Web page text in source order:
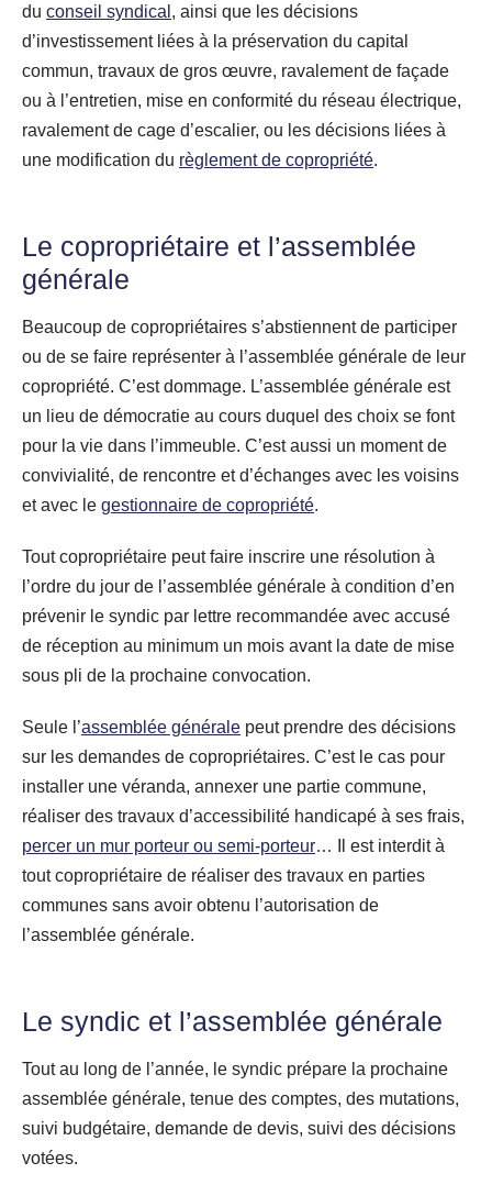
du conseil syndical , ainsi que les décisions
d’investissement liées à la préservation du capital
commun, travaux de gros œuvre, ravalement de façade
ou à l’entretien, mise en conformité du réseau électrique,
ravalement de cage d’escalier, ou les décisions liées à
une modification du règlement de copropriété.
Le copropriétaire et l’assemblée
générale
Beaucoup de copropriétaires s’abstiennent de participer
ou de se faire représenter à l’assemblée générale de leur
copropriété. C’est dommage. L’assemblée générale est
un lieu de démocratie au cours duquel des choix se font
pour la vie dans l’immeuble. C’est aussi un moment de
convivialité, de rencontre et d’échanges avec les voisins
et avec le gestionnaire de copropriété.
Tout copropriétaire peut faire inscrire une résolution à
l’ordre du jour de l’assemblée générale à condition d’en
prévenir le syndic par lettre recommandée avec accusé
de réception au minimum un mois avant la date de mise
sous pli de la prochaine convocation.
Seule l’assemblée générale peut prendre des décisions
sur les demandes de copropriétaires. C’est le cas pour
installer une véranda, annexer une partie commune,
réaliser des travaux d’accessibilité handicapé à ses frais,
percer un mur porteur ou semi-porteur… Il est interdit à
tout copropriétaire de réaliser des travaux en parties
communes sans avoir obtenu l’autorisation de
l’assemblée générale.
Le syndic et l’assemblée générale
Tout au long de l’année, le syndic prépare la prochaine
assemblée générale, tenue des comptes, des mutations,
suivi budgétaire, demande de devis, suivi des décisions
votées.